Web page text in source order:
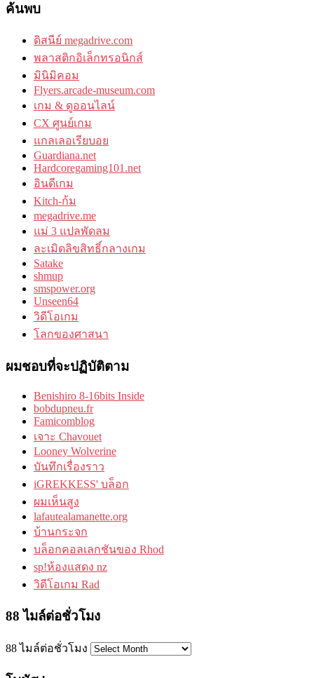
ค้นพบ
ดิสนีย์ megadrive.com
พลาสติกอิเล็กทรอนิกส์
มินิมิคอม
Flyers.arcade-museum.com
เกม & ดูออนไลน์
CX ศูนย์เกม
แกลเลอเรียบอย
Guardiana.net
Hardcoregaming101.net
อินดีเกม
Kitch-ก้ม
megadrive.me
แม่ 3 แปลพัดลม
ละเมิดลิขสิทธิ์กลางเกม
Satake
shmup
smspower.org
Unseen64
วิดีโอเกม
โลกของศาสนา
ผมชอบที่จะปฏิบัติตาม
Benishiro 8-16bits Inside
bobdupneu.fr
Famicomblog
เจาะ Chavouet
Looney Wolverine
บันทึกเรื่องราว
iGREKKESS' บล็อก
ผมเห็นสูง
lafautealamanette.org
บ้านกระจก
บล็อกคอลเลกชันของ Rhod
sp!ห้องแสดง nz
วิดีโอเกม Rad
88 ไมล์ต่อชั่วโมง
88 ไมล์ต่อชั่วโมง